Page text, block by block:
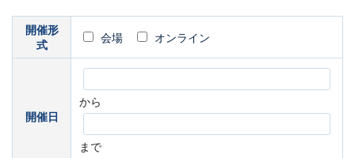
開催形
式
会場 オンライン
開催日
から
まで